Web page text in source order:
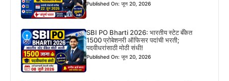
Published On: जून 20, 2026
SBI PO Bharti 2026: भारतीय स्टेट बँकेत
1500 प्रोबेशनरी ऑफिसर पदांची भरती;
पदवीधरांसाठी मोठी संधी!
Published On: जून 20, 2026